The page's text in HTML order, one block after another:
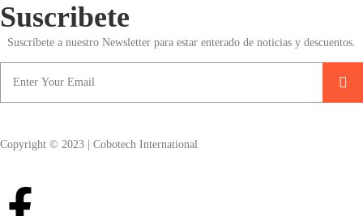
Suscribete
Suscríbete a nuestro Newsletter para estar enterado de noticias y descuentos.
Copyright © 2023 | Cobotech International